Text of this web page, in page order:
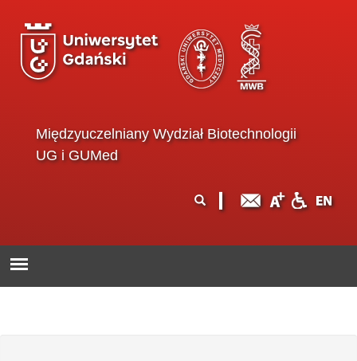
Międzyuczelniany Wydział Biotechnologii
UG i GUMed
wyszukiwania